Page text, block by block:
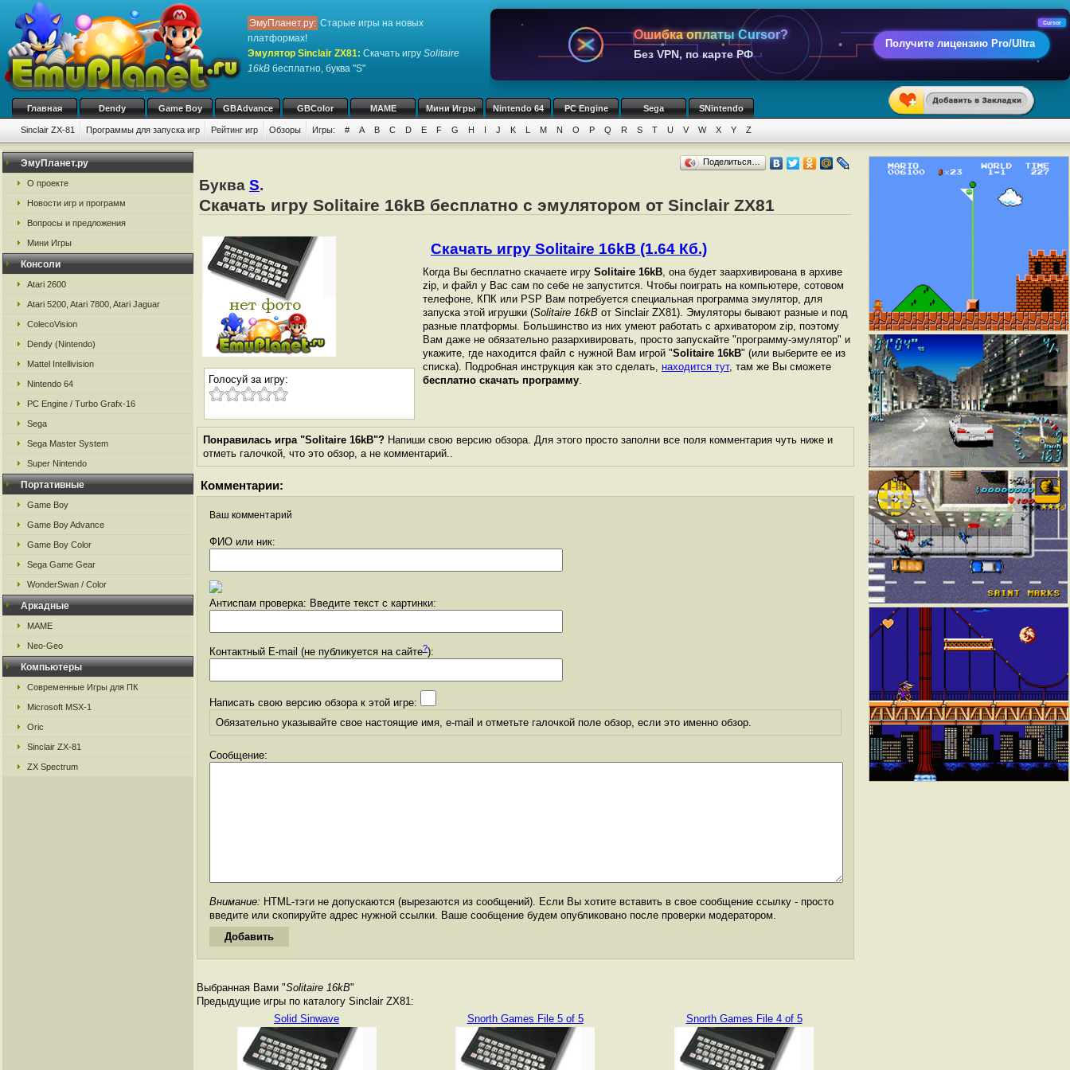
ЭмуПланет.ру: Старые игры на новых
платформах!
Эмулятор Sinclair ZX81: Скачать игру Solitaire
16kB бесплатно, буква "S"
Ошибка оплаты Cursor?
Без VPN, по карте РФ
Получите лицензию Pro/Ultra
Cursor
Главная Dendy Game Boy GBAdvance GBColor MAME Мини Игры Nintendo 64 PC Engine Sega SNintendo
Sinclair ZX-81 Программы для запуска игр Рейтинг игр Обзоры Игры: # A B C D E F G H I J K L M N O P Q R S T U V W X Y Z
ЭмуПланет.ру
О проекте
Новости игр и программ
Вопросы и предложения
Мини Игры
Консоли
Atari 2600
Atari 5200, Atari 7800, Atari Jaguar
ColecoVision
Dendy (Nintendo)
Mattel Intellivision
Nintendo 64
PC Engine / Turbo Grafx-16
Sega
Sega Master System
Super Nintendo
Портативные
Game Boy
Game Boy Advance
Game Boy Color
Sega Game Gear
WonderSwan / Color
Аркадные
MAME
Neo-Geo
Компьютеры
Современные Игры для ПК
Microsoft MSX-1
Oric
Sinclair ZX-81
ZX Spectrum
Поделиться…
Буква S.
Скачать игру Solitaire 16kB бесплатно с эмулятором от Sinclair ZX81
Голосуй за игру:
Скачать игру Solitaire 16kB (1.64 Кб.)
Когда Вы бесплатно скачаете игру Solitaire 16kB, она будет заархивирована в архиве
zip, и файл у Вас сам по себе не запустится. Чтобы поиграть на компьютере, сотовом
телефоне, КПК или PSP Вам потребуется специальная программа эмулятор, для
запуска этой игрушки (Solitaire 16kB от Sinclair ZX81). Эмуляторы бывают разные и под
разные платформы. Большинство из них умеют работать с архиватором zip, поэтому
Вам даже не обязательно разархивировать, просто запускайте "программу-эмулятор" и
укажите, где находится файл с нужной Вам игрой "Solitaire 16kB" (или выберите ее из
списка). Подробная инструкция как это сделать, находится тут, там же Вы сможете
бесплатно скачать программу.
Понравилась игра "Solitaire 16kB"? Напиши свою версию обзора. Для этого просто заполни все поля комментария чуть ниже и
отметь галочкой, что это обзор, а не комментарий..
Комментарии:
Ваш комментарий
ФИО или ник:
Антиспам проверка: Введите текст с картинки:
Контактный E-mail (не публикуется на сайте?):
Написать свою версию обзора к этой игре:
Обязательно указывайте свое настоящие имя, e-mail и отметьте галочкой поле обзор, если это именно обзор.
Сообщение:
Внимание: HTML-тэги не допускаются (вырезаются из сообщений). Если Вы хотите вставить в свое сообщение ссылку - просто
введите или скопируйте адрес нужной ссылки. Ваше сообщение будем опубликовано после проверки модератором.
Выбранная Вами "Solitaire 16kB"
Предыдущие игры по каталогу Sinclair ZX81:
Solid Sinwave
Snorth Games File 5 of 5 Snorth Games File 4 of 5